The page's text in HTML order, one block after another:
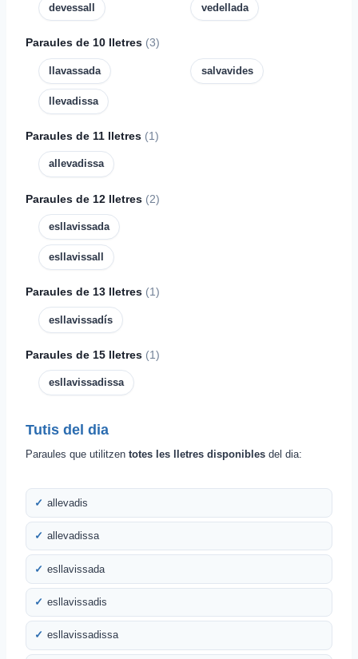
devessall vedellada
Paraules de 10 lletres (3)
llavassada
llevadissa
salvavides
Paraules de 11 lletres (1)
allevadissa
Paraules de 12 lletres (2)
esllavissada
esllavissall
Paraules de 13 lletres (1)
esllavissadís
Paraules de 15 lletres (1)
esllavissadissa
Tutis del dia
Paraules que utilitzen totes les lletres disponibles del dia:
allevadis
allevadissa
esllavissada
esllavissadis
esllavissadissa